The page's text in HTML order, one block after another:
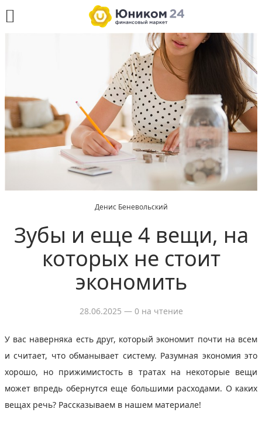
Денис Беневольский
Зубы и еще 4 вещи, на
которых не стоит
экономить
28.06.2025 — 0 на чтение
У вас наверняка есть друг, который экономит почти на всем
и считает, что обманывает систему. Разумная экономия это
хорошо, но прижимистость в тратах на некоторые вещи
может впредь обернутся еще большими расходами. О каких
вещах речь? Рассказываем в нашем материале!